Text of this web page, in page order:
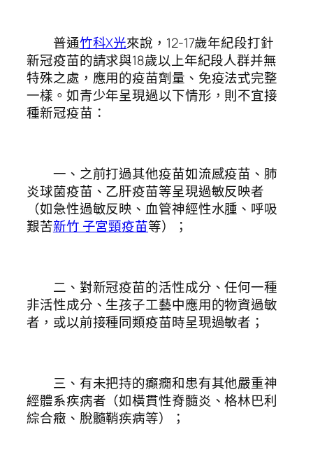
普通竹科X光來說，12-17歲年紀段打針
新冠疫苗的請求與18歲以上年紀段人群并無
特殊之處，應用的疫苗劑量、免疫法式完整
一樣。如青少年呈現過以下情形，則不宜接
種新冠疫苗：
一、之前打過其他疫苗如流感疫苗、肺
炎球菌疫苗、乙肝疫苗等呈現過敏反映者
（如急性過敏反映、血管神經性水腫、呼吸
艱苦新竹 子宮頸疫苗等）；
二、對新冠疫苗的活性成分、任何一種
非活性成分、生孩子工藝中應用的物資過敏
者，或以前接種同類疫苗時呈現過敏者；
三、有未把持的癲癇和患有其他嚴重神
經體系疾病者（如橫貫性脊髓炎、格林巴利
綜合癥、脫髓鞘疾病等）；